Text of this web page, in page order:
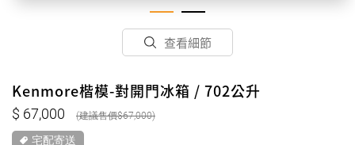
查看細節
Kenmore楷模-對開門冰箱 / 702公升
67,000 67,000
宅配寄送